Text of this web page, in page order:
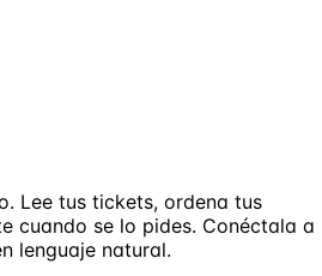
Lee tus tickets, ordena tus
cuando se lo pides. Conéctala a
lenguaje natural.